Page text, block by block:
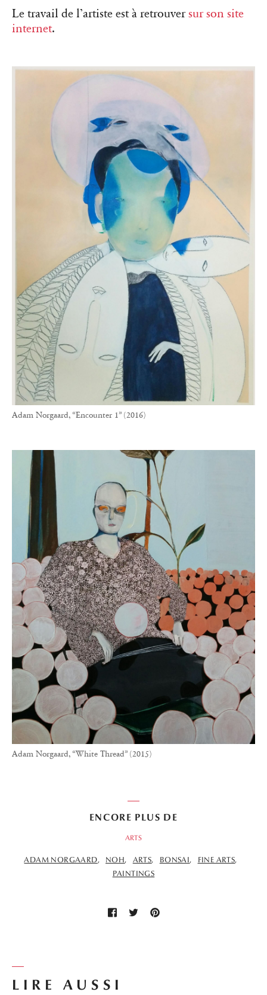
Le travail de l’artiste est à retrouversur son site
internet.
Adam Norgaard, “Encounter 1” (2016)
Adam Norgaard, “White Thread” (2015)
LIRE AUSSI
ENCORE PLUS DE
ARTS
ADAM NORGAARD NOH ARTS BONSAI
FINE ARTS
PAINTINGS